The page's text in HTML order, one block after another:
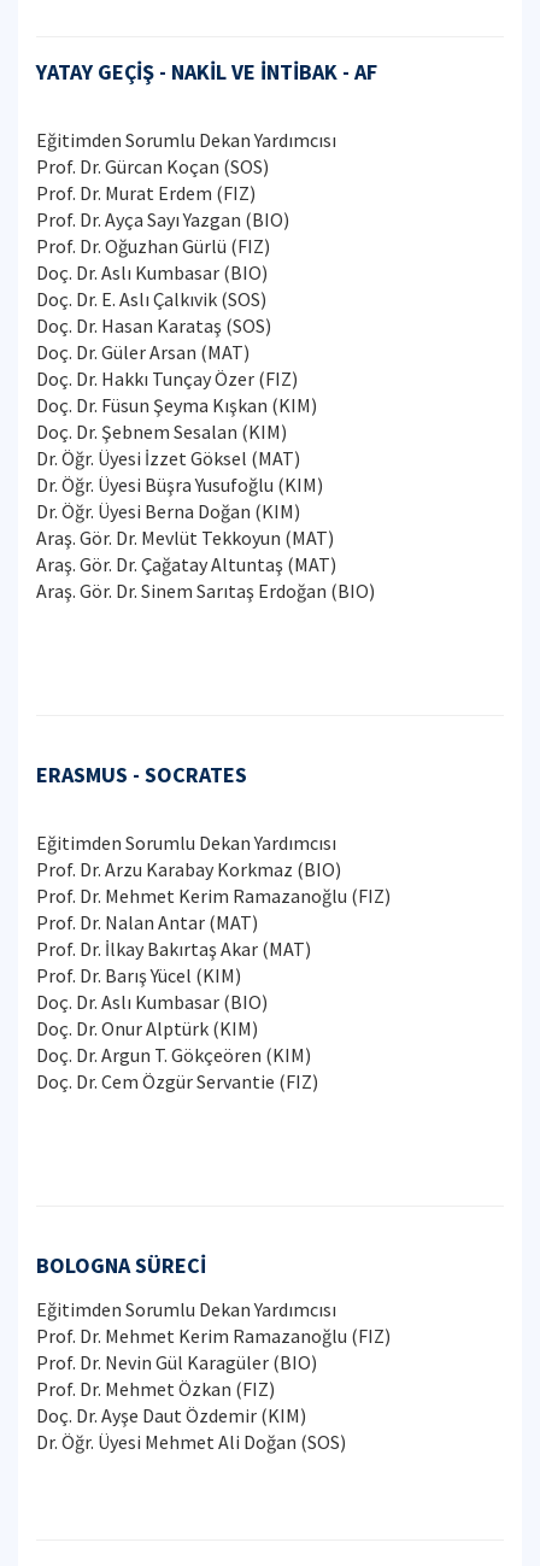
YATAY GEÇİŞ - NAKİL VE İNTİBAK - AF
Eğitimden Sorumlu Dekan Yardımcısı
Prof. Dr. Gürcan Koçan (SOS)
Prof. Dr. Murat Erdem (FIZ)
Prof. Dr. Ayça Sayı Yazgan (BIO)
Prof. Dr. Oğuzhan Gürlü (FIZ)
Doç. Dr. Aslı Kumbasar (BIO)
Doç. Dr. E. Aslı Çalkıvik (SOS)
Doç. Dr. Hasan Karataş (SOS)
Doç. Dr. Güler Arsan (MAT)
Doç. Dr. Hakkı Tunçay Özer (FIZ)
Doç. Dr. Füsun Şeyma Kışkan (KIM)
Doç. Dr. Şebnem Sesalan (KIM)
Dr. Öğr. Üyesi İzzet Göksel (MAT)
Dr. Öğr. Üyesi Büşra Yusufoğlu (KIM)
Dr. Öğr. Üyesi Berna Doğan (KIM)
Araş. Gör. Dr. Mevlüt Tekkoyun (MAT)
Araş. Gör. Dr. Çağatay Altuntaş (MAT)
Araş. Gör. Dr. Sinem Sarıtaş Erdoğan (BIO)
ERASMUS - SOCRATES
Eğitimden Sorumlu Dekan Yardımcısı
Prof. Dr. Arzu Karabay Korkmaz (BIO)
Prof. Dr. Mehmet Kerim Ramazanoğlu (FIZ)
Prof. Dr. Nalan Antar (MAT)
Prof. Dr. İlkay Bakırtaş Akar (MAT)
Prof. Dr. Barış Yücel (KIM)
Doç. Dr. Aslı Kumbasar (BIO)
Doç. Dr. Onur Alptürk (KIM)
Doç. Dr. Argun T. Gökçeören (KIM)
Doç. Dr. Cem Özgür Servantie (FIZ)
BOLOGNA SÜRECİ
Eğitimden Sorumlu Dekan Yardımcısı
Prof. Dr. Mehmet Kerim Ramazanoğlu (FIZ)
Prof. Dr. Nevin Gül Karagüler (BIO)
Prof. Dr. Mehmet Özkan (FIZ)
Doç. Dr. Ayşe Daut Özdemir (KIM)
Dr. Öğr. Üyesi Mehmet Ali Doğan (SOS)